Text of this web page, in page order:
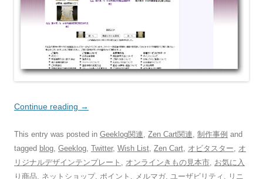
Continue reading →
This entry was posted in Geeklog関連, Zen Cart関連, 制作事例 and
tagged blog, Geeklog, Twitter, Wish List, Zen Cart, オビタスター, オ
リジナルデザインテンプレート , オンラインきもの見本市, お気に入
り商品, ネットショップ, ポイント , メルマガ, ユーザビリティ , リニ